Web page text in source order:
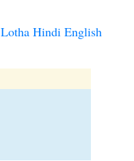
Lotha Hindi English